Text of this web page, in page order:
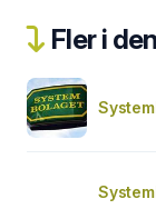
Fler i